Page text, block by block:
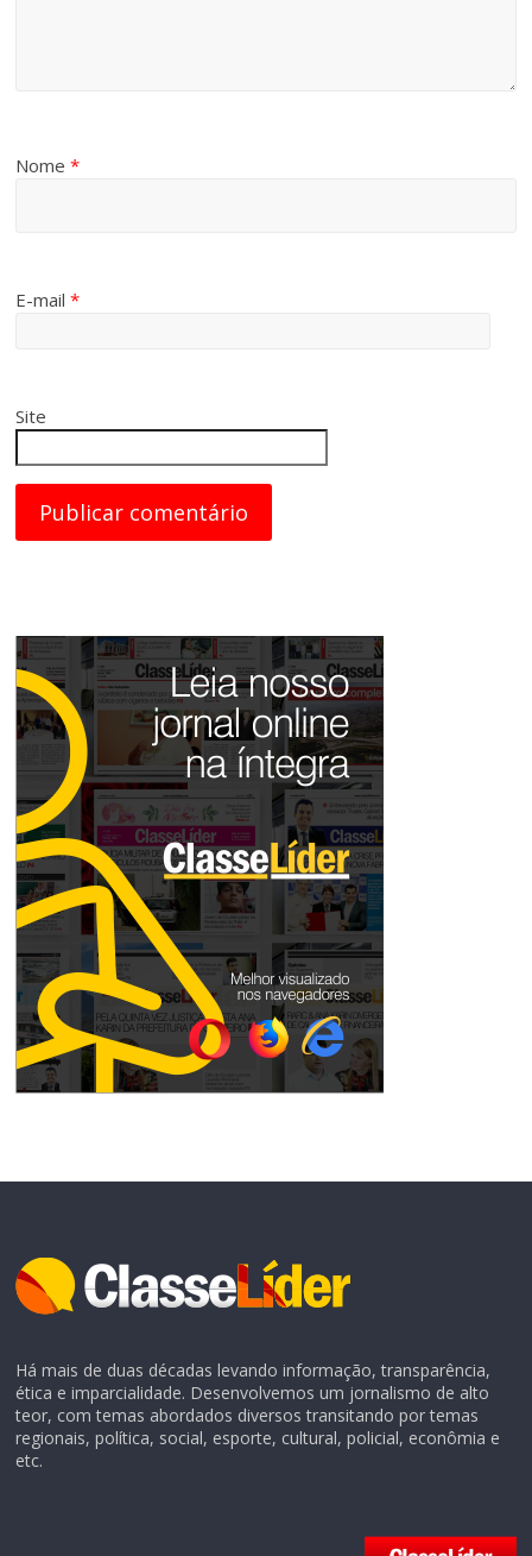
Nome*
E-mail*
Site
Há mais de duas décadas levando informação, transparência,
ética e imparcialidade. Desenvolvemos um jornalismo de alto
teor, com temas abordados diversos transitando por temas
regionais, política, social, esporte, cultural, policial, econômia e
etc.